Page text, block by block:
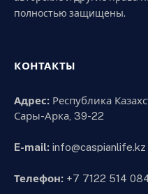
полностью защищены.
КОНТАКТЫ
Адрес: Республика
Сары-Арка, 39-22
E-mail: info@caspianlife.kz
Телефон: +7 7122 514